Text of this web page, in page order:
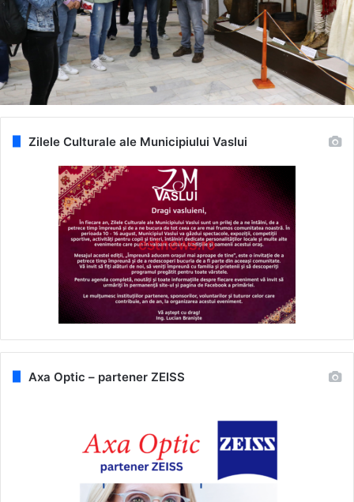
Zilele Culturale ale Municipiului Vaslui
Axa Optic – partener ZEISS